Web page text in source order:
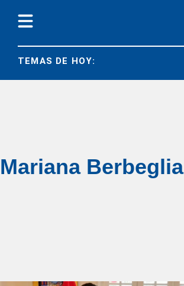
TEMAS DE HOY:
Mariana Berbeglia